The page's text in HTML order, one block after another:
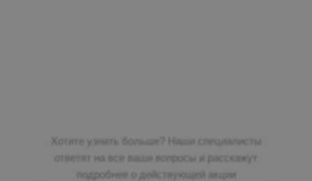
Хотите узнать больше? Наши специалисты
ответят на все ваши вопросы и расскажут
подробнее о действующей акции